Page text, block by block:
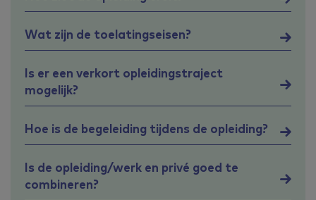
Wat zijn de toelatingseisen?
Is er een verkort opleidingstraject
mogelijk?
Hoe is de begeleiding tijdens de opleiding?
Is de opleiding/werk en privé goed te
combineren?